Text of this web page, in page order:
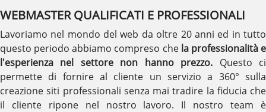
WEBMASTER QUALIFICATI E PROFESSIONALI
Lavoriamo nel mondo del web da oltre 20 anni ed in tutto
questo periodo abbiamo compreso che la professionalità e
l'esperienza nel settore non hanno prezzo. Questo ci
permette di fornire al cliente un servizio a 360° sulla
creazione siti professionali senza mai tradire la fiducia che
il cliente ripone nel nostro lavoro. Il nostro team è